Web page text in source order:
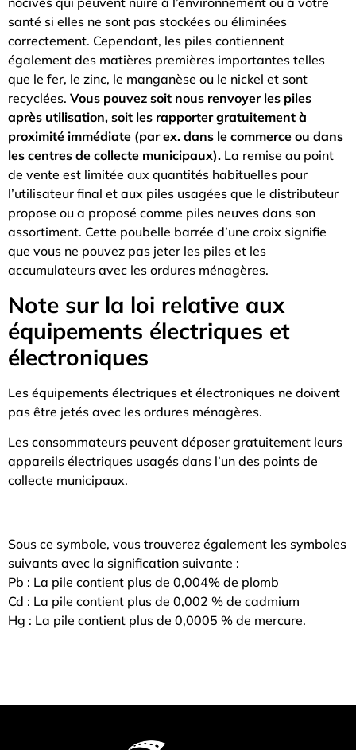
santé si elles ne sont pas stockées ou éliminées
correctement. Cependant, les piles contiennent
également des matières premières importantes telles
que le fer, le zinc, le manganèse ou le nickel et sont
recyclées. Vous pouvez soit nous renvoyer les piles
après utilisation, soit les rapporter gratuitement à
proximité immédiate (par ex. dans le commerce ou dans
les centres de collecte municipaux). La remise au point
de vente est limitée aux quantités habituelles pour
l’utilisateur final et aux piles usagées que le distributeur
propose ou a proposé comme piles neuves dans son
assortiment. Cette poubelle barrée d’une croix signifie
que vous ne pouvez pas jeter les piles et les
accumulateurs avec les ordures ménagères.
Note sur la loi relative aux
équipements électriques et
électroniques
Les équipements électriques et électroniques ne doivent
pas être jetés avec les ordures ménagères.
Les consommateurs peuvent déposer gratuitement leurs
appareils électriques usagés dans l’un des points de
collecte municipaux.
Sous ce symbole, vous trouverez également les symboles
suivants avec la signification suivante :
Pb : La pile contient plus de 0,004% de plomb
Cd : La pile contient plus de 0,002 % de cadmium
Hg : La pile contient plus de 0,0005 % de mercure.